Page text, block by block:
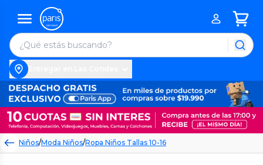
Niños/Moda Niños/Ropa Niños Tallas 10-16